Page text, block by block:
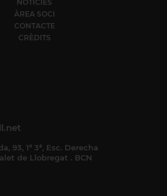
NOTÍCIES
ÀREA SOCI
CONTACTE
CRÈDITS
93, 1º 3ª, Esc. Derecha
de Llobregat . BCN